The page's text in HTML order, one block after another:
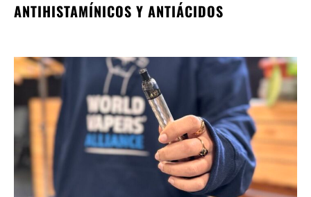
ANTIHISTAMÍNICOS Y ANTIÁCIDOS